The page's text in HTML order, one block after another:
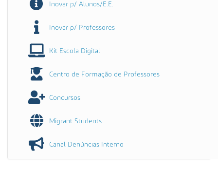
Inovar p/ Alunos/E.E.
Inovar p/ Professores
Kit Escola Digital
Centro de Formação de Professores
Concursos
Migrant Students
Canal Denúncias Interno